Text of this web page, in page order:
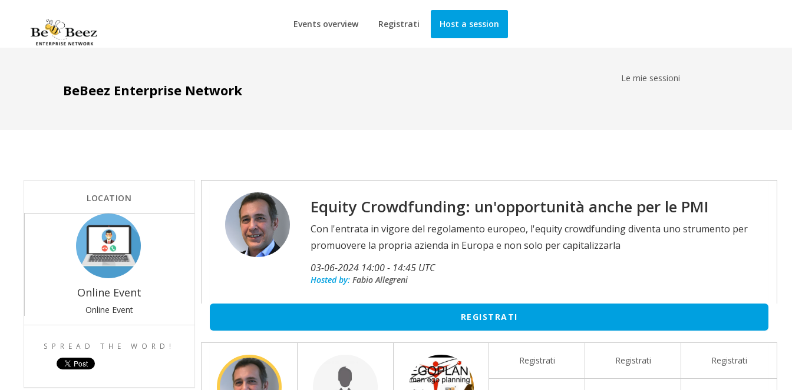
Events overview Registrati Host a session
BeBeez Enterprise Network
Le mie sessioni
LOCATION
Online Event
Online Event
SPREAD THE WORD!
Equity Crowdfunding: un'opportunità anche per le PMI
Con l'entrata in vigore del regolamento europeo, l'equity crowdfunding diventa uno strumento per
promuovere la propria azienda in Europa e non solo per capitalizzarla
03-06-2024 14:00 - 14:45 UTC
Hosted by: Fabio Allegreni
REGISTRATI
Registrati Registrati Registrati